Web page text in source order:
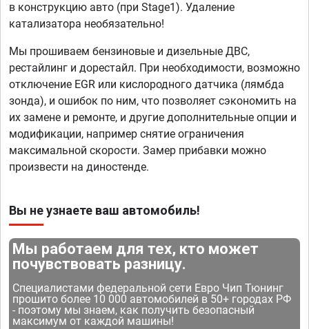
в конструкцию авто (при Stage1). Удаление
катализатора необязательно!
Мы прошиваем бензиновые и дизельные ДВС,
рестайлинг и дорестайл. При необходимости, возможно
отключение EGR или кислородного датчика (лямбда
зонда), и ошибок по ним, что позволяет сэкономить на
их замене и ремонте, и другие дополнительные опции и
модификации, например снятие ограничения
максимальной скорости. Замер прибавки можно
произвести на диностенде.
Вы не узнаете ваш автомобиль!
Мы работаем для тех, кто может
почувствовать разницу.
Специалистами федеральной сети Евро Чип Тюнинг
прошито более 10 000 автомобилей в 50+ городах РФ
- поэтому мы знаем, как получить безопасный
максимум от каждой машины!